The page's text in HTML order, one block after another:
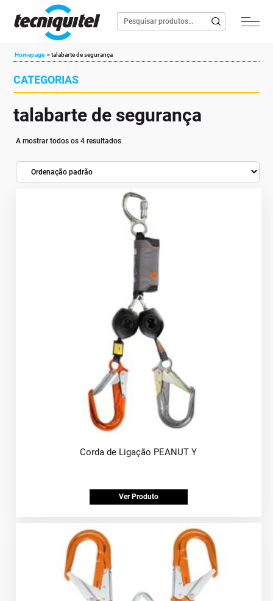
Homepage »talabarte de segurança
CATEGORIAS
talabarte de segurança
A mostrar todos os 4 resultados
Corda de Ligação PEANUT Y
Ver Produto